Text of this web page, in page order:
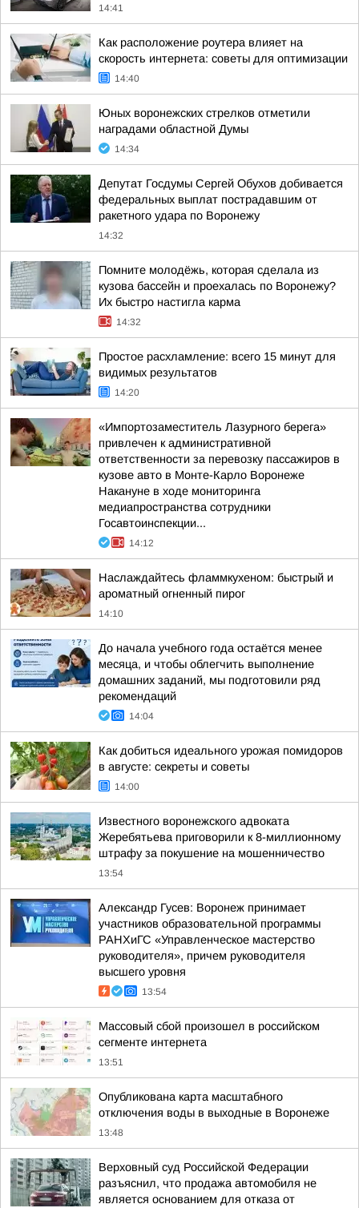
14:41
Как расположение роутера влияет на
скорость интернета: советы для оптимизации
14:40
Юных воронежских стрелков отметили
наградами областной Думы
14:34
Депутат Госдумы Сергей Обухов добивается
федеральных выплат пострадавшим от
ракетного удара по Воронежу
14:32
Помните молодёжь, которая сделала из
кузова бассейн и проехалась по Воронежу?
Их быстро настигла карма
14:32
Простое расхламление: всего 15 минут для
видимых результатов
14:20
«Импортозаместитель Лазурного берега»
привлечен к административной
ответственности за перевозку пассажиров в
кузове авто в Монте-Карло Воронеже
Накануне в ходе мониторинга
медиапространства сотрудники
Госавтоинспекции...
14:12
Наслаждайтесь фламмкухеном: быстрый и
ароматный огненный пирог
14:10
До начала учебного года остаётся менее
месяца, и чтобы облегчить выполнение
домашних заданий, мы подготовили ряд
рекомендаций
14:04
Как добиться идеального урожая помидоров
в августе: секреты и советы
14:00
Известного воронежского адвоката
Жеребятьева приговорили к 8-миллионному
штрафу за покушение на мошенничество
13:54
Александр Гусев: Воронеж принимает
участников образовательной программы
РАНХиГС «Управленческое мастерство
руководителя», причем руководителя
высшего уровня
13:54
Массовый сбой произошел в российском
сегменте интернета
13:51
Опубликована карта масштабного
отключения воды в выходные в Воронеже
13:48
Верховный суд Российской Федерации
разъяснил, что продажа автомобиля не
является основанием для отказа от